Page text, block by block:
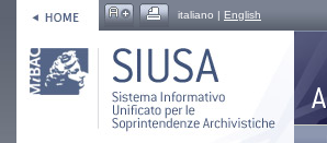
italiano | English